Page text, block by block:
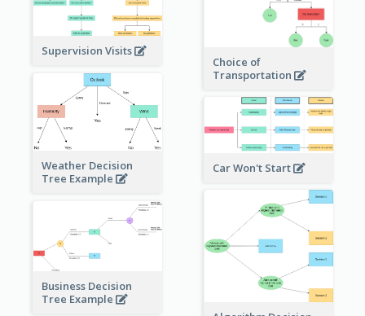
Supervision Visits
Choice of
Transportation
Weather Decision
Tree Example
Car Won't Start
Business Decision
Tree Example